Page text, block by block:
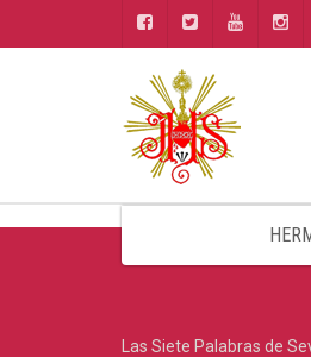
Las Siete Palabras de